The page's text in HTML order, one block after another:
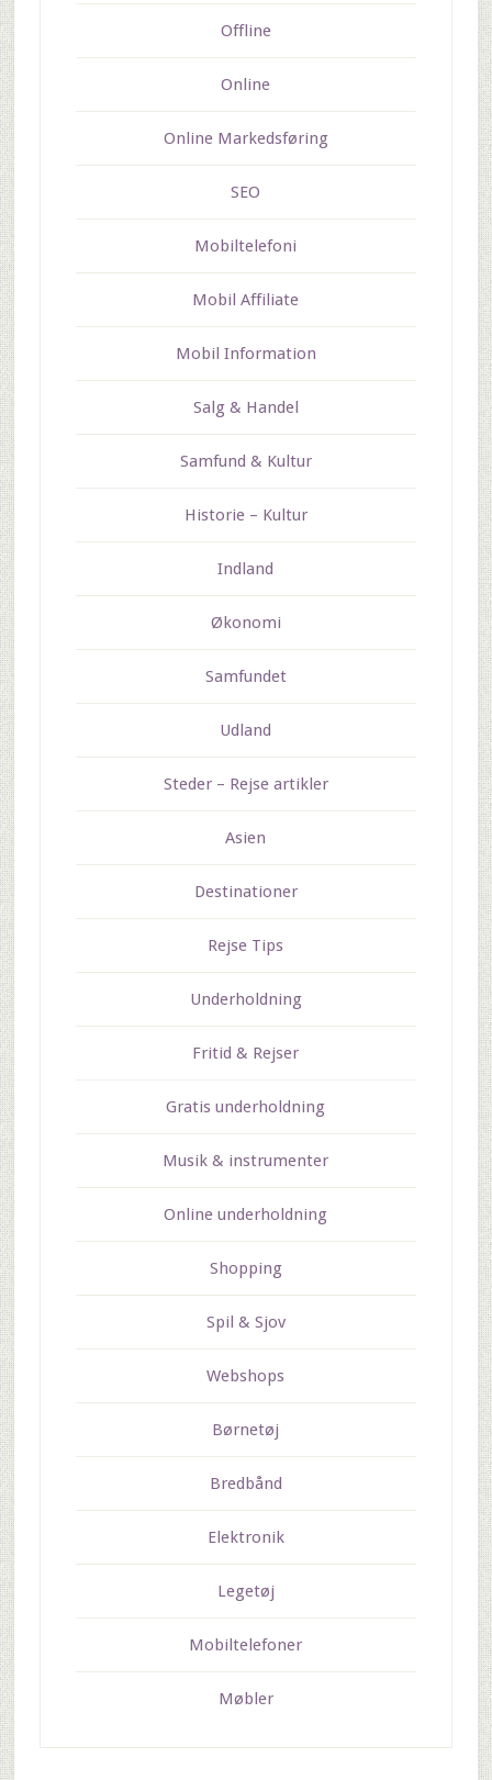
Offline
Online
Online Markedsføring
SEO
Mobiltelefoni
Mobil Affiliate
Mobil Information
Salg & Handel
Samfund & Kultur
Historie – Kultur
Indland
Økonomi
Samfundet
Udland
Steder – Rejse artikler
Asien
Destinationer
Rejse Tips
Underholdning
Fritid & Rejser
Gratis underholdning
Musik & instrumenter
Online underholdning
Shopping
Spil & Sjov
Webshops
Børnetøj
Bredbånd
Elektronik
Legetøj
Mobiltelefoner
Møbler